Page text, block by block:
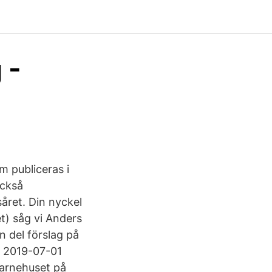
-
publiceras i
Din nyckel
såg vi Anders
del förslag på
07-01
på